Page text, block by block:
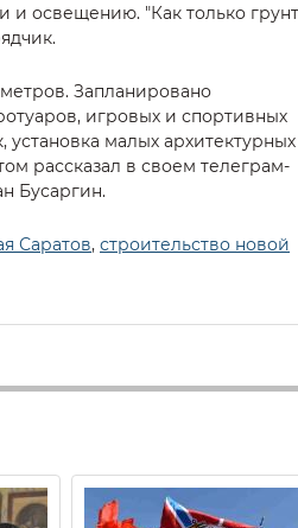
и освещению. "Как только грунт
Запланировано
игровых и спортивных
малых архитектурных
рассказал в своем телеграм-
Бусаргин.
Саратов, строительство новой